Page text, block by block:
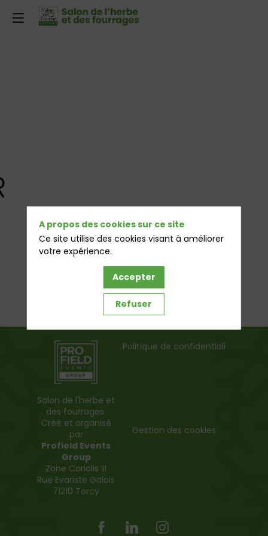
Salon de l'herbe et
des fourrages
Créé et organisé
par
Profield Events
Group
Zone Coriolis III
Rue Evariste Galois
71210 Torcy
Politique de confidentialité
Gestion des cookies
A propos des cookies sur ce site
Ce site utilise des cookies visant à améliorer
votre expérience.
Accepter
Refuser